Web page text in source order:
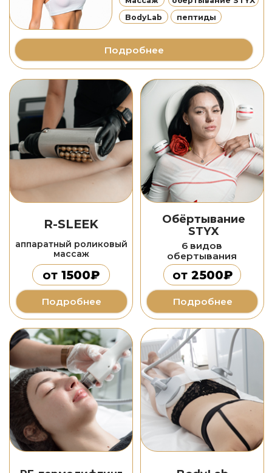
Позвонить
Акции
Главная Услуги
онлайн
запись
стаж 10 лет
врач косметолог
Брынза Анфиса
Андреевна
Записаться
косметолог-эстетист
Чаплыгина Анастасия
Михайловна
Записаться
Reels Клиники Красоты